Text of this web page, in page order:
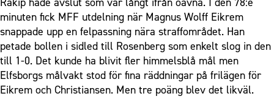
Fonder
minuten fick MFF utdelning när Magnus Wolff Eikrem
snappade upp en felpassning nära straffområdet. Han
petade bollen i sidled till Rosenberg som enkelt slog in den
till 1-0. Det kunde ha blivit fler himmelsblå mål men
Elfsborgs målvakt stod för fina räddningar på frilägen för
Eikrem och Christiansen. Men tre poäng blev det likväl.